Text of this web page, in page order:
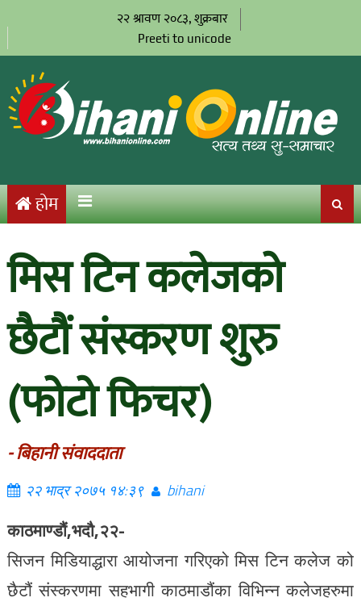
२२ श्रावण २०८३, शुक्रबार
Preeti to unicode
होम
मिस टिन कलेजको
छैटौं संस्करण शुरु
(फोटो फिचर)
- बिहानी संवाददाता
२२ भाद्र २०७५ १४:३९ bihani
काठमाण्डौं,भदौ,२२-
सिजन मिडियाद्धारा आयोजना गरिएको मिस टिन कलेज को
छैटौं संस्करणमा सहभागी काठमाडौंका विभिन्न कलेजहरुमा